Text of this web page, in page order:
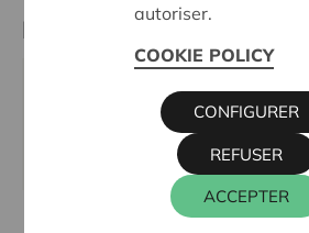
Partenaire
Rap op Stap kantoor
23, 9500 GERAARDSBERGEN
autoriser.
COOKIE POLICY
ACCEPTER
REFUSER
CONFIGURER